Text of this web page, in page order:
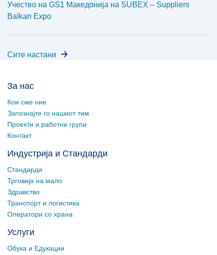
Учество на GS1 Македонија на SUBEX – Suppliers
Balkan Expo
Сите настани
За нас
Кои сме ние
Запознајте го нашиот тим
Проекти и работни групи
Контакт
Индустрија и Стандарди
Стандарди
Трговија на мало
Здравство
Транспорт и логистика
Оператори со храна
Услуги
Обука и Едукации